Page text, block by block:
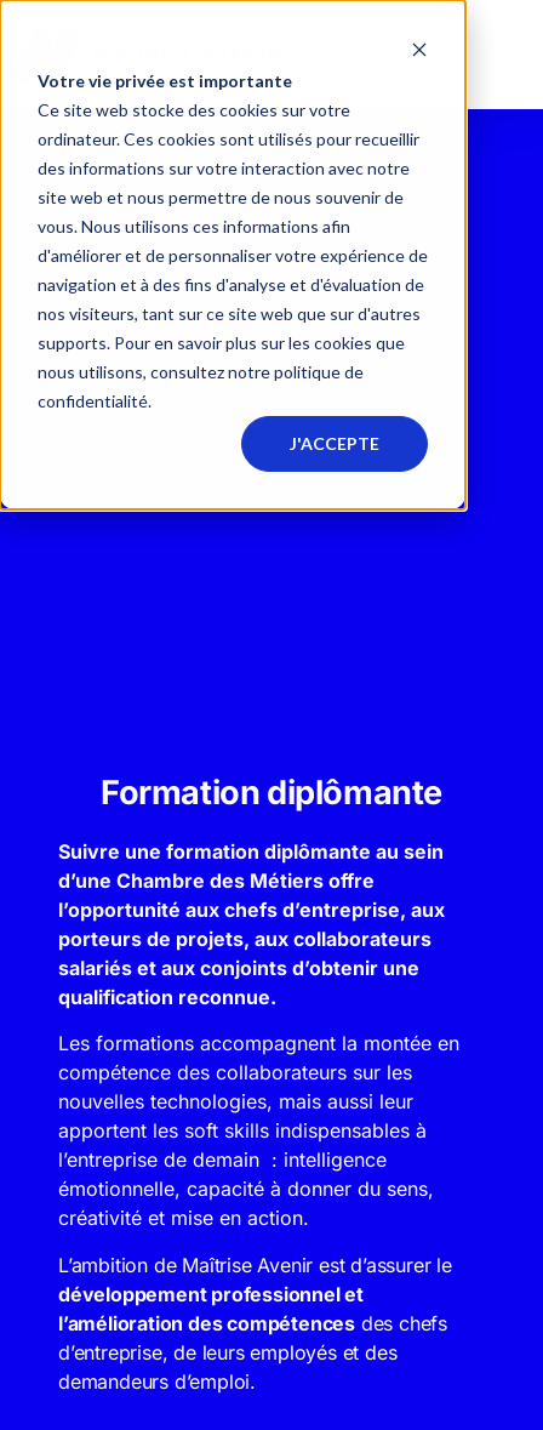
Votre vie privée est importante
Ce site web stocke des cookies sur votre
ordinateur. Ces cookies sont utilisés pour recueillir
des informations sur votre interaction avec notre
site web et nous permettre de nous souvenir de
vous. Nous utilisons ces informations afin
d'améliorer et de personnaliser votre expérience de
navigation et à des fins d'analyse et d'évaluation de
nos visiteurs, tant sur ce site web que sur d'autres
supports. Pour en savoir plus sur les cookies que
nous utilisons, consultez notre politique de
confidentialité.
J'ACCEPTE
Formation diplômante
Suivre une formation diplômante au sein
d’une Chambre des Métiers offre
l’opportunité aux chefs d’entreprise, aux
porteurs de projets, aux collaborateurs
salariés et aux conjoints d’obtenir une
qualification reconnue.
Les formations accompagnent la montée en
compétence des collaborateurs sur les
nouvelles technologies, mais aussi leur
apportent les soft skills indispensables à
l’entreprise de demain : intelligence
émotionnelle, capacité à donner du sens,
créativité et mise en action.
L’ambition de Maîtrise Avenir est d’assurer le
développement professionnel et
l’amélioration des compétences des chefs
d’entreprise, de leurs employés et des
demandeurs d’emploi.